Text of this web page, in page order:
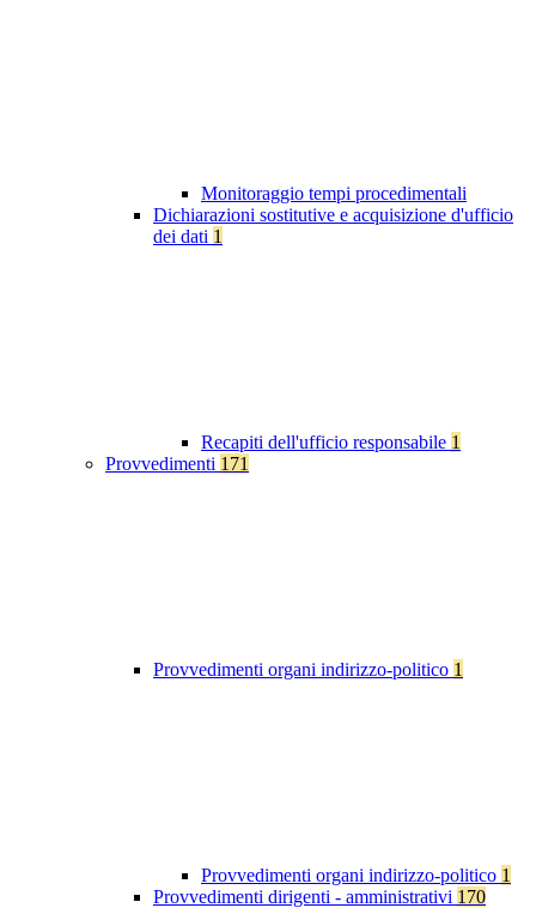
Monitoraggio tempi procedimentali
Dichiarazioni sostitutive e acquisizione d'ufficio
dei dati 1
Recapiti dell'ufficio responsabile 1
Provvedimenti 171
Provvedimenti organi indirizzo-politico 1
Provvedimenti organi indirizzo-politico 1
Provvedimenti dirigenti - amministrativi 170